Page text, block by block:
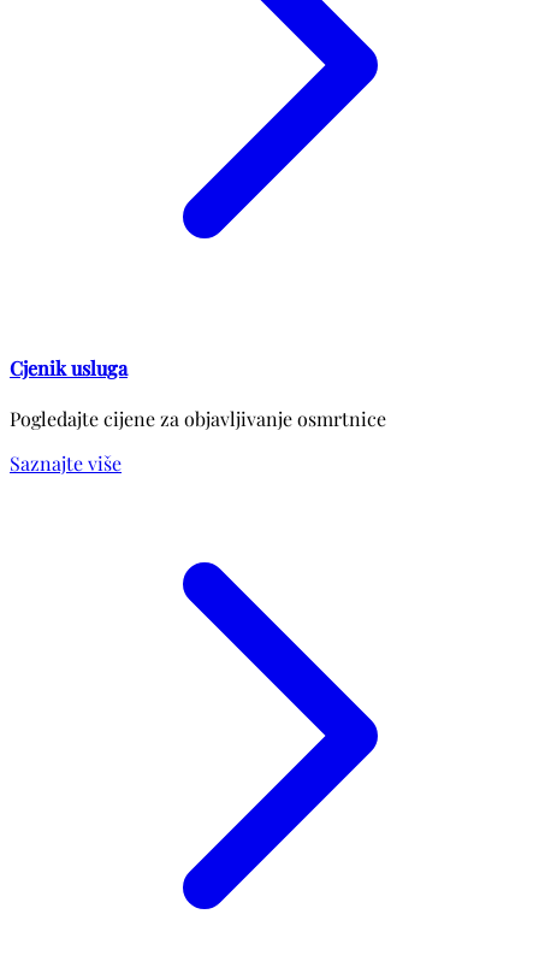
Cjenik usluga
Pogledajte cijene za objavljivanje osmrtnice
Saznajte više